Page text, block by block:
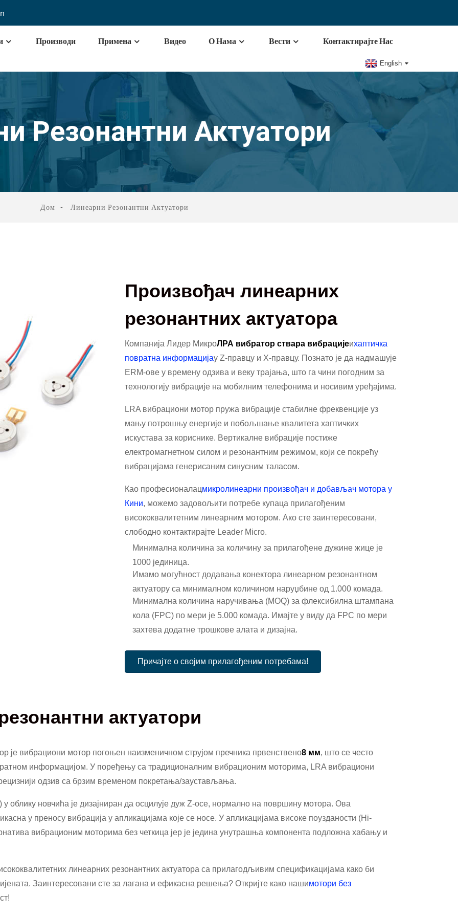
Производи Примена Видео О Нама Вести Контактирајте Нас
English
Резонантни Актуатори
Дом Линеарни Резонантни Актуатори
Произвођач линеарних
резонантних актуатора
Компанија Лидер МикроЛРА вибратор ствара вибрацијеихаптичка
повратна информацијау Z-правцу и X-правцу. Познато је да надмашује
ERM-ове у времену одзива и веку трајања, што га чини погодним за
технологију вибрације на мобилним телефонима и носивим уређајима.
LRA вибрациони мотор пружа вибрације стабилне фреквенције уз
мању потрошњу енергије и побољшање квалитета хаптичких
искустава за кориснике. Вертикалне вибрације постиже
електромагнетном силом и резонантним режимом, који се покрећу
вибрацијама генерисаним синусним таласом.
Као професионалацмикролинеарни произвођач и добављач мотора у
Кини, можемо задовољити потребе купаца прилагођеним
висококвалитетним линеарним мотором. Ако сте заинтересовани,
слободно контактирајте Leader Micro.
Минимална количина за количину за прилагођене дужине жице је
1000 јединица.
Имамо могућност додавања конектора линеарном резонантном
актуатору са минималном количином наруџбине од 1.000 комада.
Минимална количина наручивања (MOQ) за флексибилна штампана
кола (FPC) по мери је 5.000 комада. Имајте у виду да FPC по мери
захтева додатне трошкове алата и дизајна.
Причајте о својим прилагођеним потребама!
актуатори
је вибрациони мотор погоњен наизменичном струјом пречника првенствено8 мм, што се често
информацијом. У поређењу са традиционалним вибрационим моторима, LRA вибрациони
одзив са брзим временом покретања/заустављања.
облику новчића је дизајниран да осцилује дуж Z-осе, нормално на површину мотора. Ова
у преносу вибрација у апликацијама које се носе. У апликацијама високе поузданости (Hi-
вибрационим моторима без четкица јер је једина унутрашња компонента подложна хабању и
линеарних резонантних актуатора са прилагодљивим спецификацијама како би
Заинтересовани сте за лагана и ефикасна решења? Откријте како нашимотори без